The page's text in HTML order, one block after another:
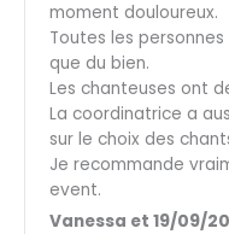
moment douloureux.
Toutes les
que du bien.
Les chanteuses ont
La coordinatrice a
sur le choix des
Je recommande
event.
Vanessa et 19/09/